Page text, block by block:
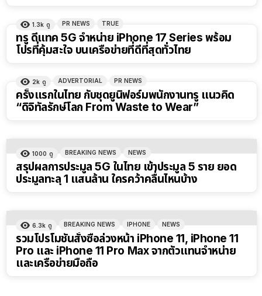
1.3k ดู PR NEWS TRUE
ทรู ดีแทค 5G จำหน่าย iPhone 17 Series พร้อม
โปรที่คุ้มสะใจ บนเครือข่ายที่ดีที่สุดทั่วไทย
2k ดู ADVERTORIAL PR NEWS
ครั้งแรกในไทย กับชุดยูนิฟอร์มพนักงานทรู แนวคิด
“ดิจิทัลรักษ์โลก From Waste to Wear”
1000 ดู BREAKING NEWS NEWS
สรุปผลการประมูล 5G ในไทย เข้าประมูล 5 ราย ยอด
ประมูลทะลุ 1 แสนล้าน ใครคว้าคลื่นไหนบ้าง
6.3k ดู BREAKING NEWS IPHONE NEWS
รวมโปรโมชันสั่งซื้อล่วงหน้า iPhone 11, iPhone 11
Pro และ iPhone 11 Pro Max จากตัวแทนจำหน่าย
และเครือข่ายมือถือ